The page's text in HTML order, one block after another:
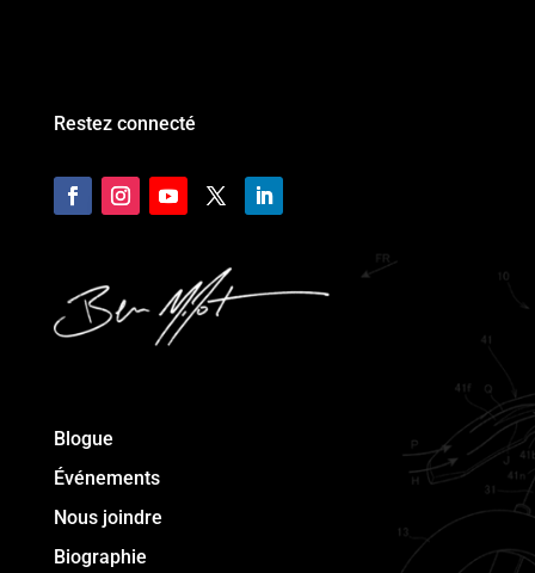
Restez connecté
Blogue
Événements
Nous joindre
Biographie